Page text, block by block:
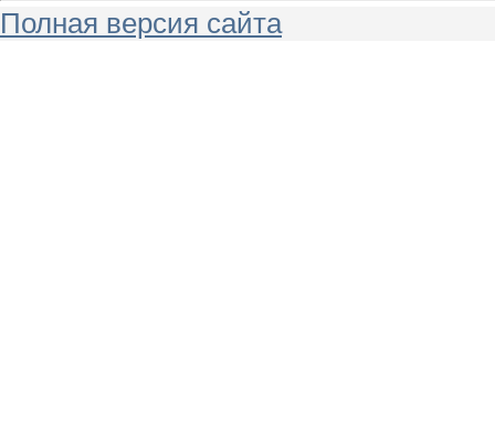
Полная версия сайта